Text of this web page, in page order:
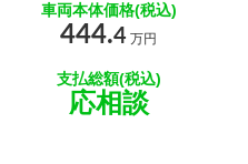
車両本体価格(税込)
444.4 万円
支払総額(税込)
応相談